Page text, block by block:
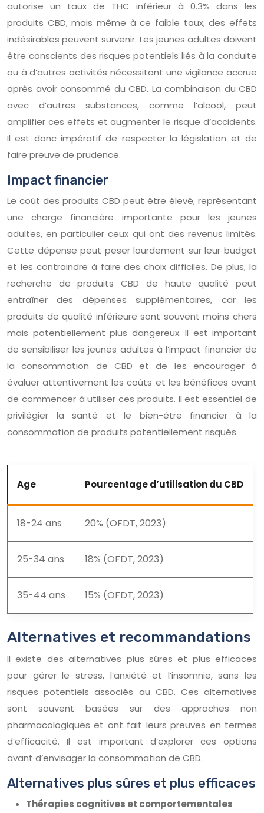
autorise un taux de THC inférieur à 0.3% dans les
produits CBD, mais même à ce faible taux, des effets
indésirables peuvent survenir. Les jeunes adultes doivent
être conscients des risques potentiels liés à la conduite
ou à d’autres activités nécessitant une vigilance accrue
après avoir consommé du CBD. La combinaison du CBD
avec d’autres substances, comme l’alcool, peut
amplifier ces effets et augmenter le risque d’accidents.
Il est donc impératif de respecter la législation et de
faire preuve de prudence.
Impact financier
Le coût des produits CBD peut être élevé, représentant
une charge financière importante pour les jeunes
adultes, en particulier ceux qui ont des revenus limités.
Cette dépense peut peser lourdement sur leur budget
et les contraindre à faire des choix difficiles. De plus, la
recherche de produits CBD de haute qualité peut
entraîner des dépenses supplémentaires, car les
produits de qualité inférieure sont souvent moins chers
mais potentiellement plus dangereux. Il est important
de sensibiliser les jeunes adultes à l’impact financier de
la consommation de CBD et de les encourager à
évaluer attentivement les coûts et les bénéfices avant
de commencer à utiliser ces produits. Il est essentiel de
privilégier la santé et le bien-être financier à la
consommation de produits potentiellement risqués.
Age Pourcentage d’utilisation du CBD
18-24 ans 20% (OFDT, 2023)
25-34 ans 18% (OFDT, 2023)
35-44 ans 15% (OFDT, 2023)
Alternatives et recommandations
Il existe des alternatives plus sûres et plus efficaces
pour gérer le stress, l’anxiété et l’insomnie, sans les
risques potentiels associés au CBD. Ces alternatives
sont souvent basées sur des approches non
pharmacologiques et ont fait leurs preuves en termes
d’efficacité. Il est important d’explorer ces options
avant d’envisager la consommation de CBD.
Alternatives plus sûres et plus efficaces
Thérapies cognitives et comportementales